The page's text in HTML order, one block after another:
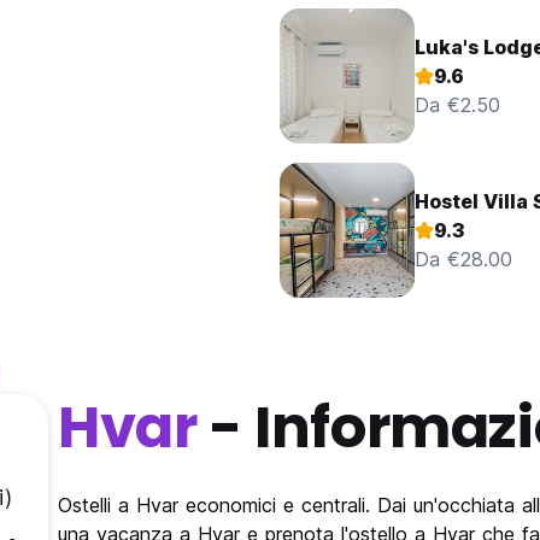
Luka's
9.6
Da €2.50
Hostel Villa
9.3
Da €28.00
Hvar-
Ostelli a Hvar economici e centrali. Dai un'occhiata
una vacanza a Hvar e prenota l'ostello a Hvar che